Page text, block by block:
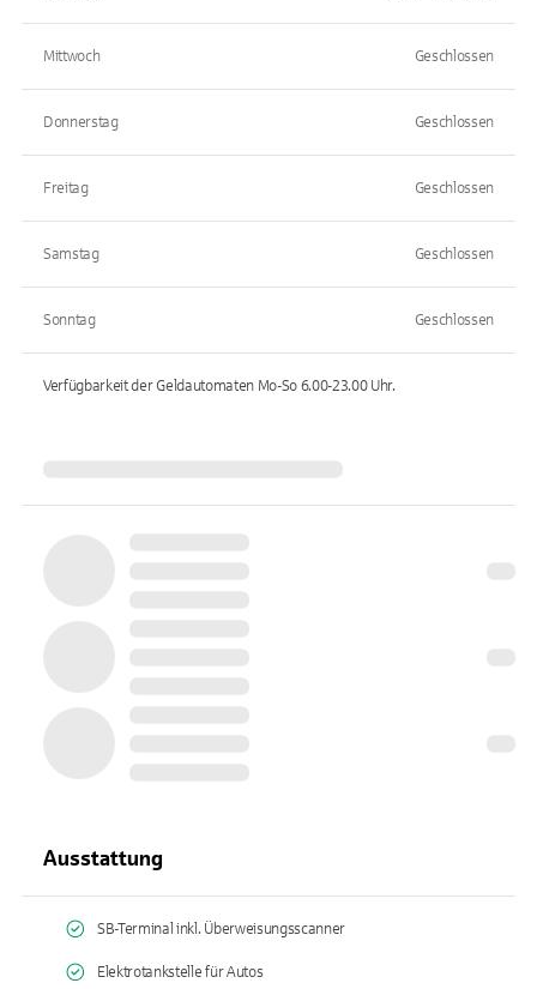
Mittwoch Geschlossen
Donnerstag Geschlossen
Freitag Geschlossen
Samstag Geschlossen
Sonntag Geschlossen
Verfügbarkeit der Geldautomaten Mo-So 6.00-23.00Uhr.
Ausstattung
SB-Terminal inkl. Überweisungsscanner
Elektrotankstelle für Autos